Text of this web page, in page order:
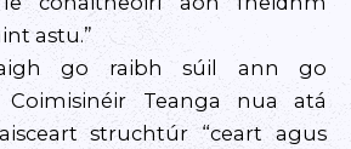
astu.”
go raibh súil ann go
Teanga nua atá
struchtúr “ceart agus